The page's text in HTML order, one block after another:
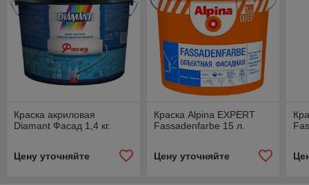
Краска акриловая
Diamant Фасад 1,4 кг.
Цену уточняйте
Краска Alpina EXPERT
Fassadenfarbe 15 л.
Цену уточняйте